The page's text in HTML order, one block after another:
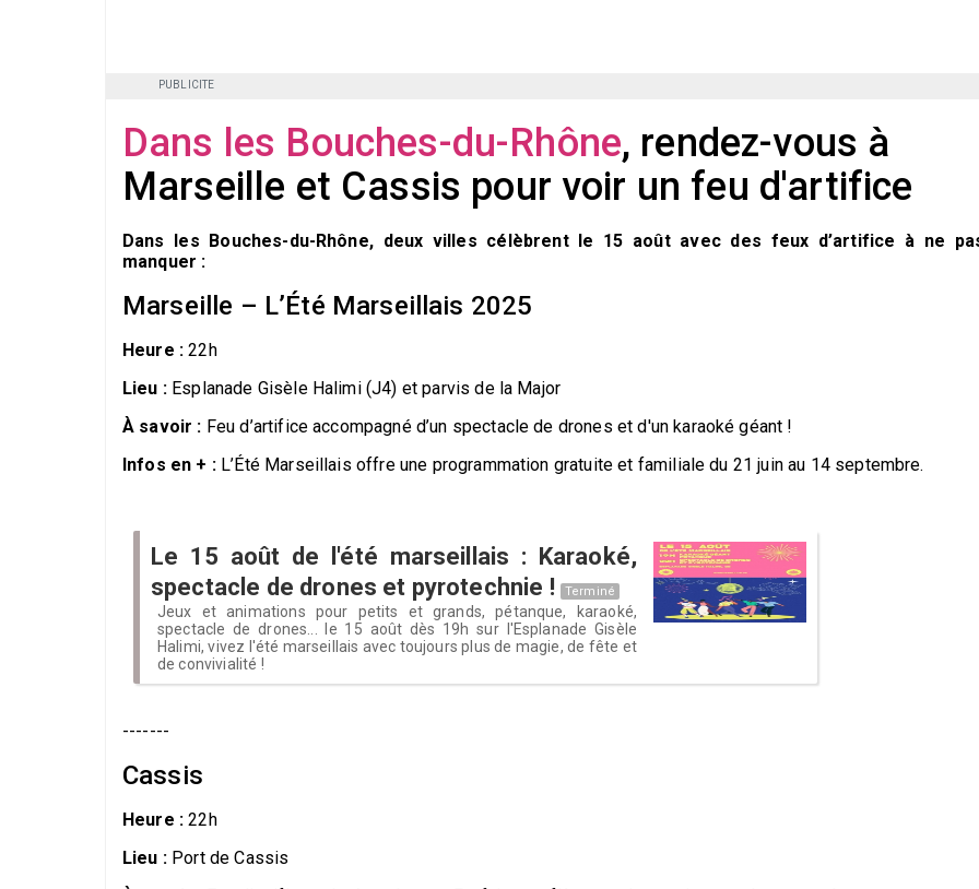
PUBLICITE
Dans les Bouches-du-Rhône, rendez-vous à
Marseille et Cassis pour voir un feu d'artifice
Dans les Bouches-du-Rhône, deux villes célèbrent le 15 août avec des feux d’artifice à ne
manquer :
Marseille – L’Été Marseillais 2025
Heure : 22h
Lieu :Esplanade Gisèle Halimi (J4) et parvis de la Major
À savoir : Feu d’artifice accompagné d’un spectacle de drones et d'un karaoké géant !
Infos en + :L’Été Marseillais offre une programmation gratuite et familiale du 21 juin au 14 septembre.
Le 15 août de l'été marseillais : Karaoké,
spectacle de drones et pyrotechnie !
Terminé
Jeux et animations pour petits et grands, pétanque, karaoké,
spectacle de drones... le 15 août dès 19h sur l'Esplanade Gisèle
Halimi, vivez l'été marseillais avec toujours plus de magie, de fête et
de convivialité !
-------
Cassis
Heure : 22h
Lieu :Port de Cassis